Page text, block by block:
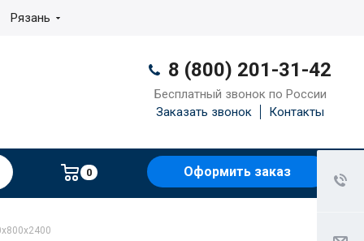
Рязань
8 (800) 201-31-42
Бесплатный звонок по России
Заказать звонок
Контакты
0 Оформить заказ